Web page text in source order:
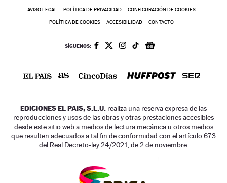
AVISO LEGAL POLÍTICA DE PRIVACIDAD CONFIGURACIÓN DE COOKIES
POLÍTICA DE COOKIES ACCESIBILIDAD CONTACTO
SÍGUENOS:
EDICIONES EL PAIS, S.L.U. realiza una reserva expresa de las
reproducciones y usos de las obras y otras prestaciones accesibles
desde este sitio web a medios de lectura mecánica u otros medios
que resulten adecuados a tal fin de conformidad con el artículo 67.3
del Real Decreto-ley 24/2021, de 2 de noviembre.